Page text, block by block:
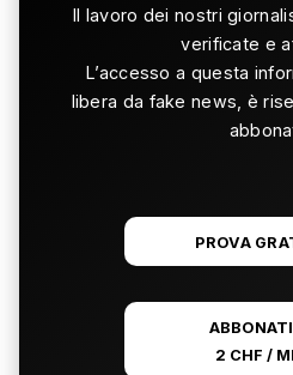
Il lavoro dei nostri
verificate e
L’accesso a questa
libera da fake news, è
PROVA
ABBONATI
2 CHF /